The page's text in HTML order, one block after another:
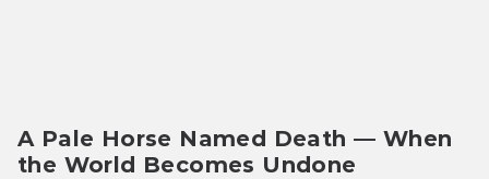
A Pale Horse Named Death — When
the World Becomes Undone